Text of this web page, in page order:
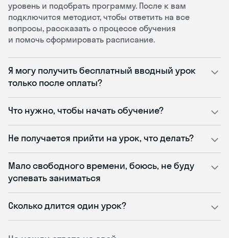
уровень и подобрать программу. После к вам
подключится методист, чтобы ответить на все
вопросы, рассказать о процессе обучения
и помочь сформировать расписание.
Я могу получить бесплатный вводный урок
только после оплаты?
Что нужно, чтобы начать обучение?
Не получается прийти на урок, что делать?
Мало свободного времени, боюсь, не буду
успевать заниматься
Сколько длится один урок?